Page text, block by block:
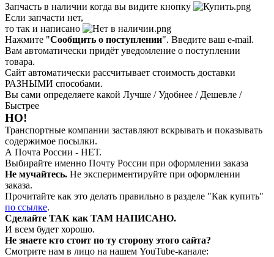
Запчасть в наличии когда вы видите кнопку
Если запчасти нет,
то так и написано
Нажмите "Сообщить о поступлении". Введите ваш e-mail.
Вам автоматически придёт уведомление о поступлении
товара.
Сайт автоматически рассчитывает стоимость доставки
РАЗНЫМИ способами.
Вы сами определяете какой Лучше / Удобнее / Дешевле /
Быстрее
НО!
Транспортные компании заставляют вскрывать и показывать
содержимое посылки.
А Почта России - НЕТ.
Выбирайте именно Почту России при оформлении заказа
Не мучайтесь. Не экспериментируйте при оформлении
заказа.
Прочитайте как это делать правильно в разделе "Как купить"
по ссылке.
Сделайте ТАК как ТАМ НАПИСАНО.
И всем будет хорошо.
Не знаете кто стоит по ту сторону этого сайта?
Смотрите нам в лицо на нашем YouTube-канале: